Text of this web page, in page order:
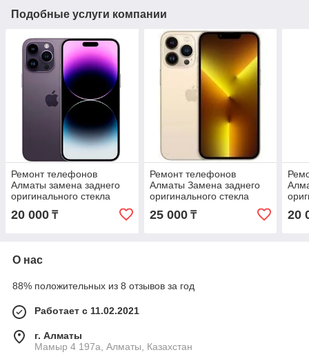
Подобные услуги компании
Ремонт телефонов
Алматы замена заднего
оригинального стекла
гарантией
20 000 ₸
Ремонт телефонов
Алматы Замена заднего
оригинального стекла
гарантией
25 000₸ 20
О нас
88% положительных из 8 отзывов за год
Работает с 11.02.2021
г. Алматы
Мамыр 4 197а, Алматы, Казахстан